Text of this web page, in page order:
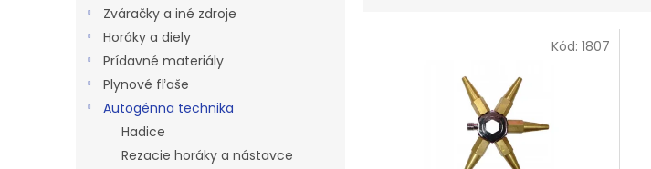
Zváračky a iné zdroje
Horáky a diely
Prídavné materiály
Plynové fľaše
Autogénna technika
Hadice
Rezacie horáky a nástavce
Kód: 1807